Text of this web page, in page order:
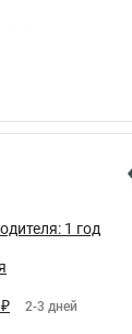
1 год
2-3 дней